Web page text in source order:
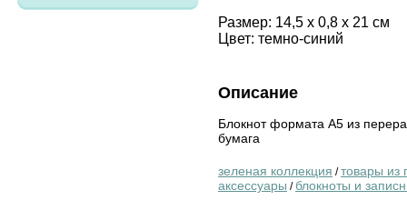
Размер: 14,5 x 0,8 x 21 см
Цвет: темно-синий
Описание
Блокнот формата А5 из
бумага
зеленая коллекция /товары из
аксессуары /блокноты и